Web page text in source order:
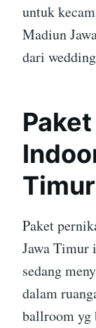
untuk
Madiun
dari
Timur
Paket
Jawa Timur
sedang
dalam
ballroom yg